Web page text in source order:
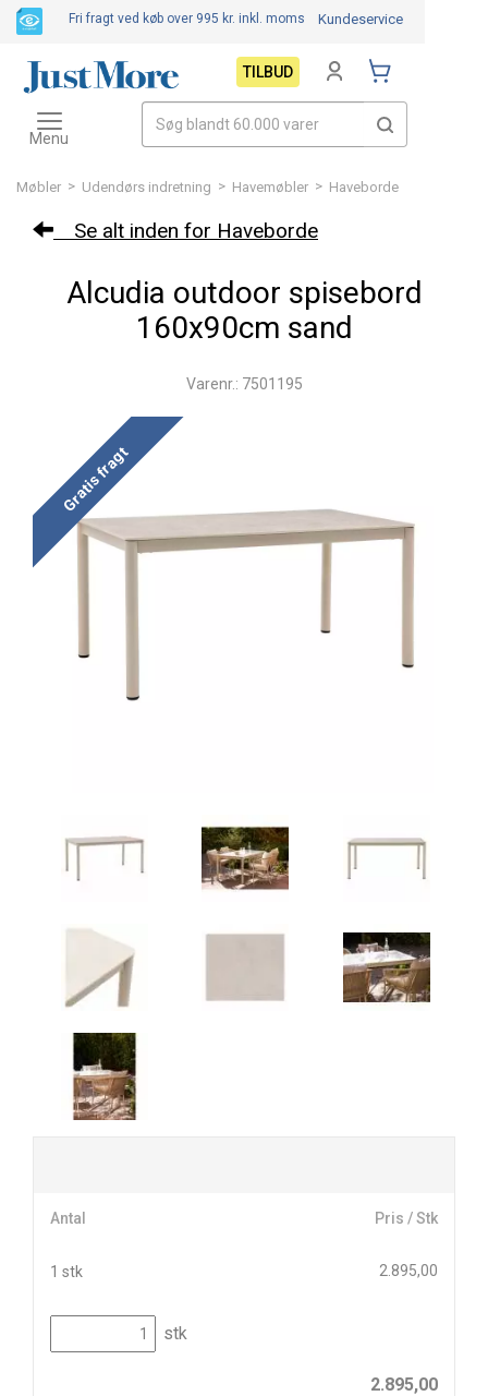
Møbler > Udendørs indretning > Havemøbler > Haveborde
Se alt inden for Haveborde
Alcudia outdoor spisebord
160x90cm sand
Varenr.: 7501195
Gratis fragt
Antal Pris / Stk
1 stk 2.895,00
stk
2.895,00
Fri fragt ved køb over 995 kr. inkl. moms Kundeservice
TILBUD
Toggle
navigation
Menu